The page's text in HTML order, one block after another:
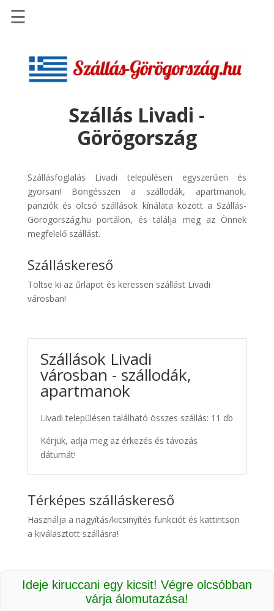
Szállások
Repülőjegy
pénzvisszatérítéssel
Discover
Cars
Transzfer
Kiwi
Taxi
☰
Szállás Livadi -
Görögország
Szállásfoglalás Livadi településen egyszerűen és
gyorsan! Böngésszen a szállodák, apartmanok,
panziók és olcsó szállások kínálata között a Szállás-
Görögország.hu portálon, és találja meg az Önnek
megfelelő szállást.
Szálláskereső
Töltse ki az űrlapot és keressen szállást Livadi
városban!
Szállások Livadi
városban - szállodák,
apartmanok
Livadi településen található összes szállás: 11 db
Kérjük, adja meg az érkezés és távozás
dátumát!
Térképes szálláskereső
Használja a nagyítás/kicsinyítés funkciót és kattintson
a kiválasztott szállásra!
Ideje kiruccani egy kicsit! Végre olcsóbban
várja álomutazása!